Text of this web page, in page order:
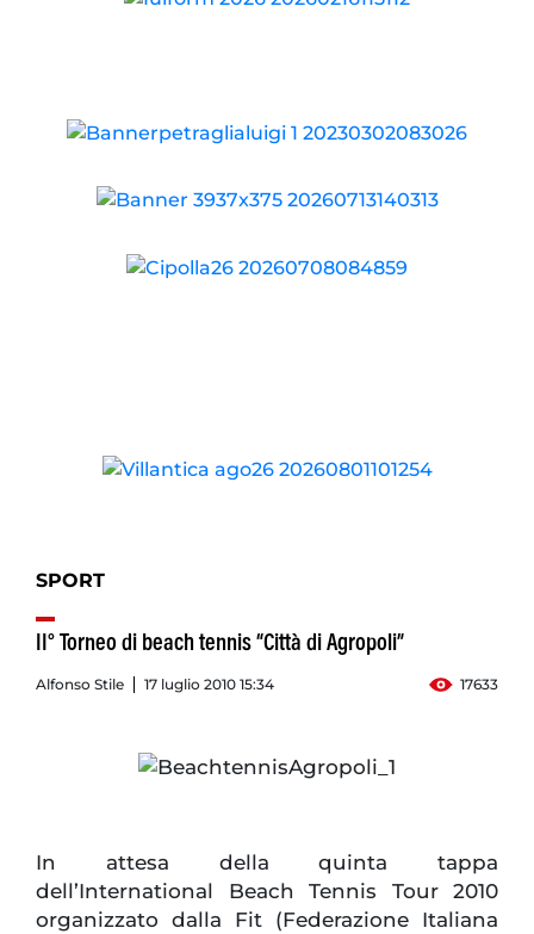
SPORT
II° Torneo di beach tennis “Città di Agropoli”
Alfonso Stile 17 luglio 2010 15:34 17633
In attesa della quinta tappa
dell’International Beach Tennis Tour 2010
organizzato dalla Fit (Federazione Italiana